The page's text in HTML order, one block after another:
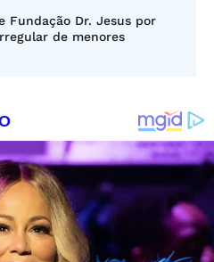
Fundação Dr. Jesus por
de menores